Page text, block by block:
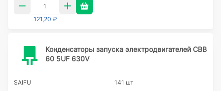
121,20 ₽
Конденсаторы запуска электродвигателей CBB
60 5UF 630V
SAIFU 141 шт